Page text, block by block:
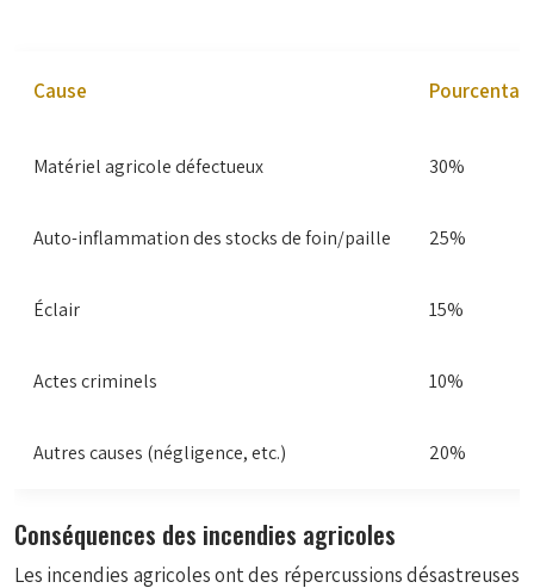
Cause
Matériel agricole défectueux 30%
Auto-inflammation des stocks de foin/paille 25%
Éclair 15%
Actes criminels 10%
Autres causes (négligence, etc.) 20%
Conséquences des incendies agricoles
Les incendies agricoles ont des répercussions désastreuses